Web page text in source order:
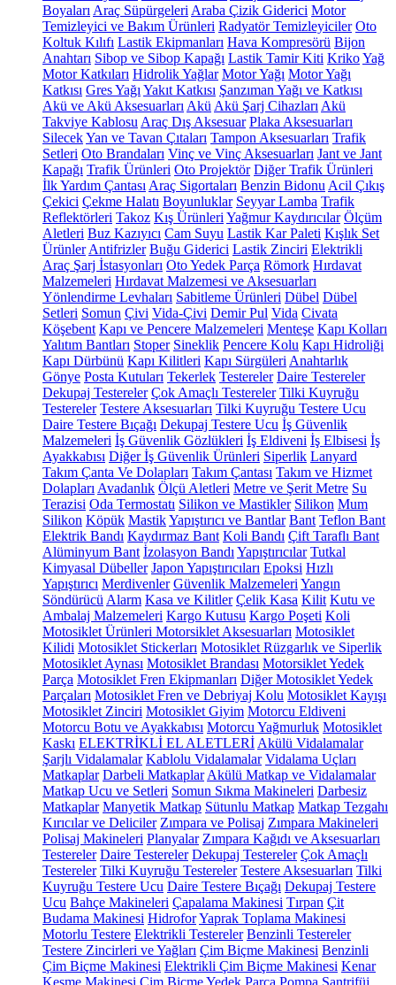
Boyaları Araç Süpürgeleri Araba Çizik Giderici Motor
Temizleyici ve Bakım Ürünleri Radyatör Temizleyiciler Oto
Koltuk Kılıfı Lastik Ekipmanları Hava Kompresörü Bijon
Anahtarı Sibop ve Sibop Kapağı Lastik Tamir Kiti KrikoYağ
Motor Katkıları Hidrolik Yağlar Motor Yağı Motor Yağı
Katkısı Gres Yağı Yakıt Katkısı Şanzıman Yağı ve Katkısı
Akü ve Akü Aksesuarları Akü Akü Şarj Cihazları Akü
Takviye Kablosu Araç Dış Aksesuar Plaka Aksesuarları
SilecekYan ve Tavan Çıtaları Tampon Aksesuarları Trafik
Setleri Oto Brandaları Vinç ve Vinç Aksesuarları Jant ve Jant
Kapağı Trafik Ürünleri Oto Projektör Diğer Trafik Ürünleri
İlk Yardım Çantası Araç Sigortaları Benzin Bidonu Acil Çıkış
Çekici Çekme Halatı Boyunluklar Seyyar Lamba Trafik
Reflektörleri Takoz Kış Ürünleri Yağmur Kaydırıcılar Ölçüm
Aletleri Buz Kazıyıcı Cam Suyu Lastik Kar Paleti Kışlık Set
Ürünler Antifrizler Buğu Giderici Lastik Zinciri Elektrikli
Araç Şarj İstasyonları Oto Yedek Parça Römork Hırdavat
Malzemeleri Hırdavat Malzemesi ve Aksesuarları
Yönlendirme Levhaları Sabitleme Ürünleri Dübel Dübel
Setleri Somun Çivi Vida-Çivi Demir Pul Vida Civata
Köşebent Kapı ve Pencere Malzemeleri Menteşe Kapı Kolları
Yalıtım Bantları Stoper Sineklik Pencere Kolu Kapı Hidroliği
Kapı Dürbünü Kapı Kilitleri Kapı Sürgüleri Anahtarlık
Gönye Posta Kutuları Tekerlek Testereler Daire Testereler
Dekupaj Testereler Çok Amaçlı Testereler Tilki Kuyruğu
Testereler Testere Aksesuarları Tilki Kuyruğu Testere Ucu
Daire Testere Bıçağı Dekupaj Testere Ucu İş Güvenlik
Malzemeleri İş Güvenlik Gözlükleri İş Eldiveni İş Elbisesi İş
Ayakkabısı Diğer İş Güvenlik Ürünleri Siperlik Lanyard
Takım Çanta Ve Dolapları Takım Çantası Takım ve Hizmet
Dolapları Avadanlık Ölçü Aletleri Metre ve Şerit Metre Su
Terazisi Oda Termostatı Silikon ve Mastikler Silikon Mum
Silikon Köpük MastikYapıştırıcı ve Bantlar Bant Teflon Bant
Elektrik Bandı Kaydırmaz Bant Koli Bandı Çift Taraflı Bant
Alüminyum Bant İzolasyon Bandı Yapıştırıcılar Tutkal
Kimyasal Dübeller Japon Yapıştırıcıları Epoksi Hızlı
Yapıştırıcı Merdivenler Güvenlik Malzemeleri Yangın
Söndürücü Alarm Kasa ve Kilitler Çelik Kasa Kilit Kutu ve
Ambalaj Malzemeleri Kargo Kutusu Kargo Poşeti Koli
Motosiklet Ürünleri Motorsiklet Aksesuarları Motosiklet
Kilidi Motosiklet Stickerları Motosiklet Rüzgarlık ve Siperlik
Motosiklet Aynası Motosiklet Brandası Motorsiklet Yedek
Parça Motosiklet Fren Ekipmanları Diğer Motosiklet Yedek
Parçaları Motosiklet Fren ve Debriyaj Kolu Motosiklet Kayışı
Motosiklet Zinciri Motosiklet Giyim Motorcu Eldiveni
Motorcu Botu ve Ayakkabısı Motorcu Yağmurluk Motosiklet
Kaskı ELEKTRİKLİ EL ALETLERİ Akülü Vidalamalar
Şarjlı Vidalamalar Kablolu Vidalamalar Vidalama Uçları
Matkaplar Darbeli Matkaplar Akülü Matkap ve Vidalamalar
Matkap Ucu ve Setleri Somun Sıkma Makineleri Darbesiz
Matkaplar Manyetik Matkap Sütunlu Matkap Matkap Tezgahı
Kırıcılar ve Deliciler Zımpara ve Polisaj Zımpara Makineleri
Polisaj Makineleri Planyalar Zımpara Kağıdı ve Aksesuarları
Testereler Daire Testereler Dekupaj Testereler Çok Amaçlı
Testereler Tilki Kuyruğu Testereler Testere Aksesuarları Tilki
Kuyruğu Testere Ucu Daire Testere Bıçağı Dekupaj Testere
Ucu Bahçe Makineleri Çapalama Makinesi Tırpan Çit
Budama Makinesi HidroforYaprak Toplama Makinesi
Motorlu Testere Elektrikli Testereler Benzinli Testereler
Testere Zincirleri ve Yağları Çim Biçme Makinesi Benzinli
Çim Biçme Makinesi Elektrikli Çim Biçme Makinesi Kenar
Kesme Makinesi Çim Biçme Yedek Parça Pompa Santrifüj